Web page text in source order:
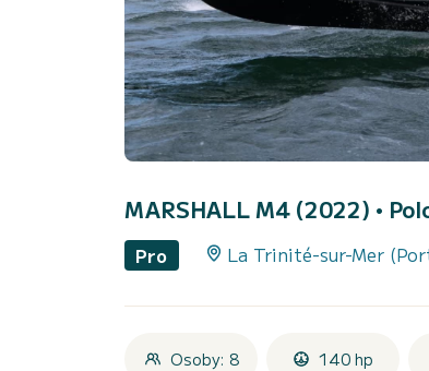
MARSHALL M4 (2022) •
Pro La Trinité-sur-Mer
Osoby: 8 140 hp